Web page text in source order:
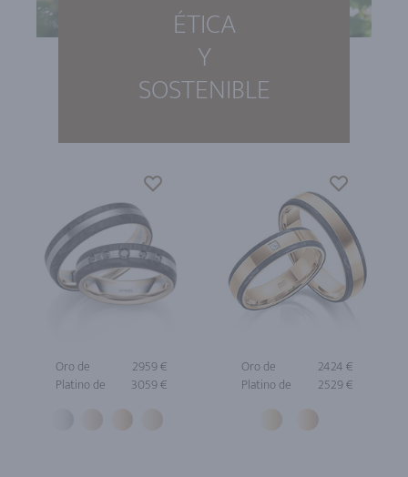
ÉTICA
Y
SOSTENIBLE
Oro de
2959 €
Platino de
3059 €
Oro de
2424 €
Platino de
2529 €